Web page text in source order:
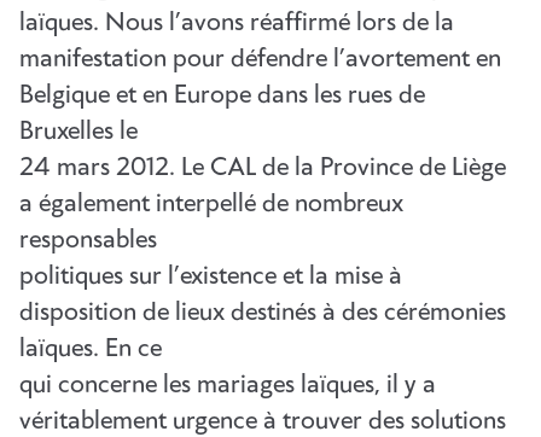
laïques. Nous l’avons réaffirmé lors de la
manifestation pour défendre l’avortement en
Belgique et en Europe dans les rues de
Bruxelles le
24 mars 2012. Le CAL de la Province de Liège
a également interpellé de nombreux
responsables
politiques sur l’existence et la mise à
disposition de lieux destinés à des cérémonies
laïques. En ce
qui concerne les mariages laïques, il y a
véritablement urgence à trouver des solutions